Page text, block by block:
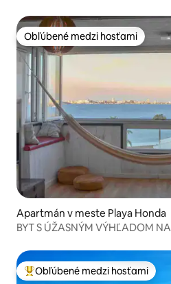
Obľúbené medzi hosťami
Obľúbené medzi hosťami
Apartmán v meste Playa Honda
BYT S ÚŽASNÝM VÝHĽADOM
Najobľúbenejšie medzi hosťami
Obľúbené medzi hosťami